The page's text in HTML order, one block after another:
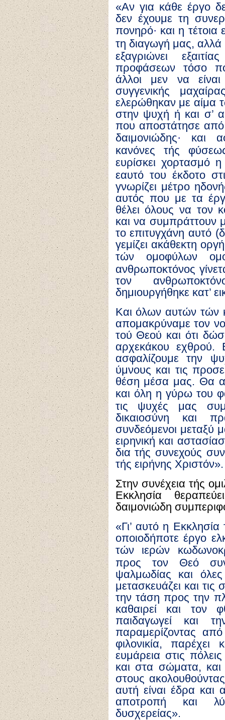
«Αν για κάθε έργο
δεν έχουμε τη
πονηρό· και η τέτοια
τη διαγωγή μας, αλλά
εξαγριώνει
προφάσεων τόσο
άλλοι μεν να
συγγενικής
ελερώθηκαν με αίμα
στην ψυχή ή και σ’
που αποστάτησε από
δαιμονιώδης· και
κανόνες τής
ευρίσκει χορτασμό η
εαυτό του έκδοτο
γνωρίζει μέτρο
αυτός που με τα
θέλει όλους να τον
και να συμπράττουν
το επιτυγχάνη αυτό
γεμίζει ακάθεκτη
τών ομοφύλων
ανθρωποκτόνος
τον
δημιουργήθηκε κατ’
Και όλων αυτών τών
απομακρύναμε τον
τού Θεού και ότι
αρχεκάκου
ασφαλίζουμε την
ύμνους και τις
θέση μέσα μας. Θα
και όλη η γύρω του
τις ψυχές μας
δικαιοσύνη και
συνδεόμενοι μεταξύ
ειρηνική και
δια τής συνεχούς
τής ειρήνης Χριστόν».
Στην συνέχεια τής
Εκκλησία
δαιμονιώδη
«Γι’ αυτό η
οποιοδήποτε έργο
τών ιερών
προς τον Θεό
ψαλμωδίας και όλες
μετασκευάζει και τις
την τάση προς την
καθαιρεί και τον
παιδαγωγεί και
παραμερίζοντας
φιλονικία, παρέχει
ευμάρεια στις
και στα σώματα, και
στους
αυτή είναι έδρα
αποτροπή και
δυσχερείας».